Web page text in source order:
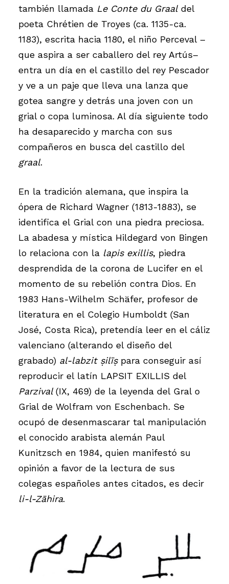
también llamada Le Conte du Graaldel
poeta Chrétien de Troyes (ca. 1135-ca.
1183), escrita hacia 1180, el niño Perceval –
que aspira a ser caballero del rey Artús–
entra un día en el castillo del rey Pescador
y ve a un paje que lleva una lanza que
gotea sangre y detrás una joven con un
grial o copa luminosa. Al día siguiente todo
ha desaparecido y marcha con sus
compañeros en busca del castillo del
graal.
En la tradición alemana, que inspira la
ópera de Richard Wagner (1813-1883), se
identifica el Grial con una piedra preciosa.
La abadesa y mística Hildegard von Bingen
lo relaciona con la lapis exillis, piedra
desprendida de la corona de Lucifer en el
momento de su rebelión contra Dios. En
1983 Hans-Wilhelm Schäfer, profesor de
literatura en el Colegio Humboldt (San
José, Costa Rica), pretendía leer en el cáliz
valenciano (alterando el diseño del
grabado) al-labzit ṣilīṣpara conseguir así
reproducir el latín LAPSIT EXILLIS del
Parzival(IX, 469) de la leyenda del Gral o
Grial de Wolfram von Eschenbach. Se
ocupó de desenmascarar tal manipulación
el conocido arabista alemán Paul
Kunitzsch en 1984, quien manifestó su
opinión a favor de la lectura de sus
colegas españoles antes citados, es decir
li-l-Zāhira.